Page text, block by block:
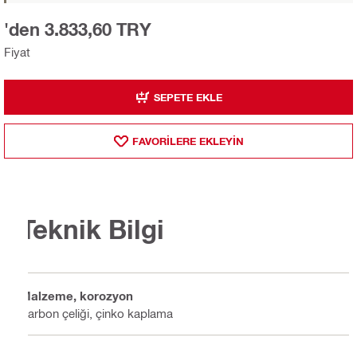
Fiyat
'den 3.833,60 TRY
SEPETE EKLE
FAVORILERE EKLEYIN
Teknik Bilgi
Malzeme, korozyon
Karbon çeliği, çinko kaplama